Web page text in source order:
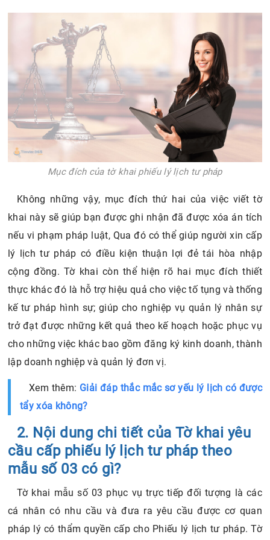
Mục đích của tờ khai phiếu lý lịch tư pháp
Không những vậy, mục đích thứ hai của việc viết tờ
khai này sẽ giúp bạn được ghi nhận đã được xóa án tích
nếu vi phạm pháp luật, Qua đó có thể giúp người xin cấp
lý lịch tư pháp có điều kiện thuận lợi đẻ tái hòa nhập
cộng đồng. Tờ khai còn thể hiện rõ hai mục đích thiết
thực khác đó là hỗ trợ hiệu quả cho việc tố tụng và thống
kế tư pháp hình sự; giúp cho nghiệp vụ quản lý nhân sự
trở đạt được những kết quả theo kế hoạch hoặc phục vụ
cho những việc khác bao gồm đăng ký kinh doanh, thành
lập doanh nghiệp và quản lý đơn vị.
Xem thêm: Giải đáp thắc mắc sơ yếu lý lịch có được
tẩy xóa không?
2. Nội dung chi tiết của Tờ khai yêu
cầu cấp phiếu lý lịch tư pháp theo
mẫu số 03 có gì?
Tờ khai mẫu số 03 phục vụ trực tiếp đối tượng là các
cá nhân có nhu cầu và đưa ra yêu cầu được cơ quan
pháp lý có thẩm quyền cấp cho Phiếu lý lịch tư pháp. Tờ